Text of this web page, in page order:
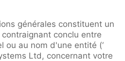
générales constituent un
conclu entre
ou au nom d'une entité (‘
Ltd, concernant votre